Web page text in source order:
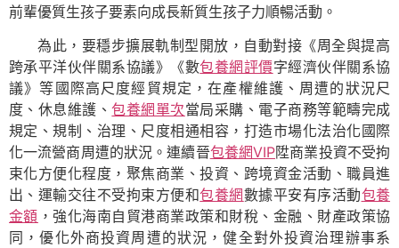
前輩優質生孩子要素向成長新質生孩子力順暢活動。
為此，要穩步擴展軌制型開放，自動對接《周全與提高
跨承平洋伙伴關系協議》《數包養網評價字經濟伙伴關系協
議》等國際高尺度經貿規定，在產權維護、周遭的狀況尺
度、休息維護、包養網單次當局采購、電子商務等範疇完成
規定、規制、治理、尺度相通相容，打造市場化法治化國際
化一流營商周遭的狀況。連續晉包養網VIP陞商業投資不受拘
束化方便化程度，聚焦商業、投資、跨境資金活動、職員進
出、運輸交往不受拘束方便和包養網數據平安有序活動包養
金額 ，強化海南自貿港商業政策和財稅、金融、財產政策協
同，優化外商投資周遭的狀況，健全對外投資治理辦事系